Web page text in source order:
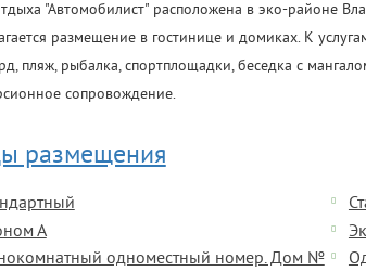
"Автомобилист" расположена в эко-районе
размещение в гостинице и домиках. К
пляж, рыбалка, спортплощадки, беседка с
сопровождение.
размещения
А
одноместный номер. Дом №